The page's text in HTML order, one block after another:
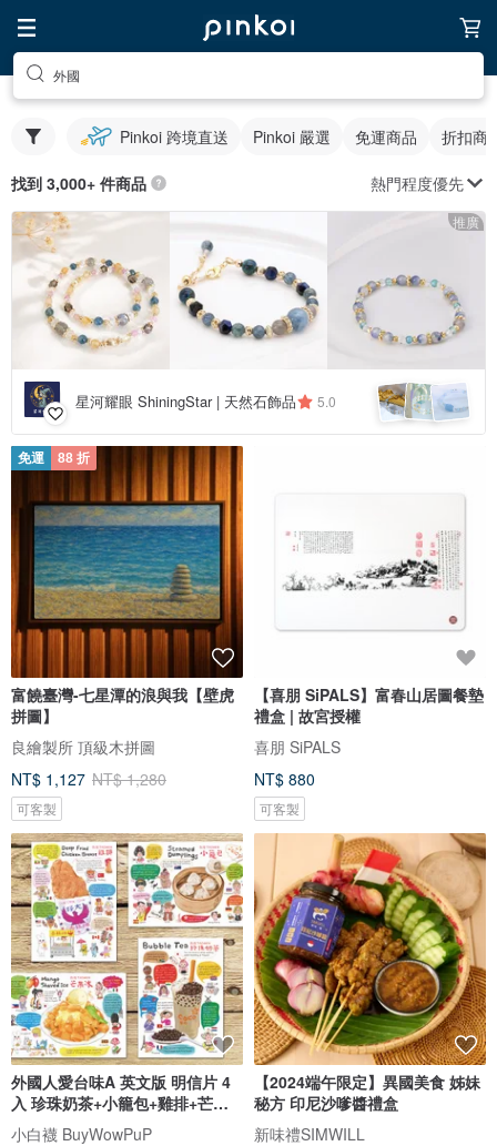
外國
Pinkoi 跨境直送 Pinkoi 嚴選 免運商品 折扣商
找到 3,000+ 件商品 熱門程度優先
推廣
星河耀眼 ShiningStar | 天然石飾品 5.0
免運 88 折
富饒臺灣-七星潭的浪與我【壁虎
拼圖】
良繪製所 頂級木拼圖
NT$ 1,127 NT$ 1,280
可客製
【喜朋 SiPALS】富春山居圖餐墊
禮盒 | 故宮授權
喜朋 SiPALS
NT$ 880
可客製
外國人愛台味A 英文版 明信片 4
入 珍珠奶茶+小籠包+雞排+芒果
冰
小白襪 BuyWowPuP
【2024端午限定】異國美食 姊妹
秘方 印尼沙嗲醬禮盒
新味禮SIMWILL